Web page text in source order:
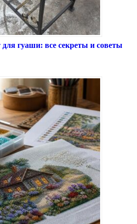
гуаши: все секреты и советы